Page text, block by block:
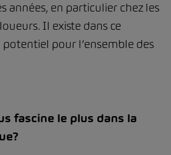
années, en particulier chez les
Il existe dans ce
pour l’ensemble des
fascine le plus dans la